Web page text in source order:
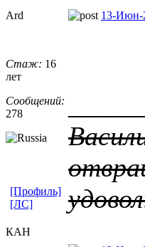
Ard
Стаж: 16
лет
Сообщений:
278
13-Июн-
[Профиль]
[ЛС]
КАН